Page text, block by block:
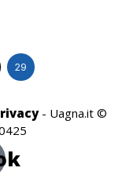
29
- Uagna.it ©